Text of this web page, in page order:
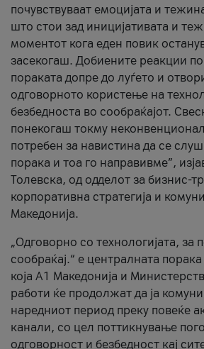
почувствуваат емоцијата и
што стои зад иницијативата и
моментот кога еден повик
засекогаш. Добиените реакции
пораката допре до луѓето и
одговорното користење на
безбедноста во сообраќајот.
понекогаш токму
потребен за навистина да се
порака и тоа го направивме”,
Толевска, од одделот за бизнис-
корпоративна стратегија и
Македонија.
„Одговорно со технологијата, за
сообраќај.“ е централната
која A1 Македонија и
работи ќе продолжат да ја
наредниот период преку повеќе
канали, со цел поттикнување
одговорност и безбедност кај